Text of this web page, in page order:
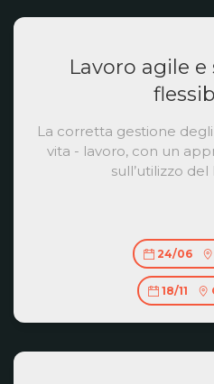
Lavoro agile
La corretta gestione
vita - lavoro, con un
sull’utilizzo
24/06
18/11